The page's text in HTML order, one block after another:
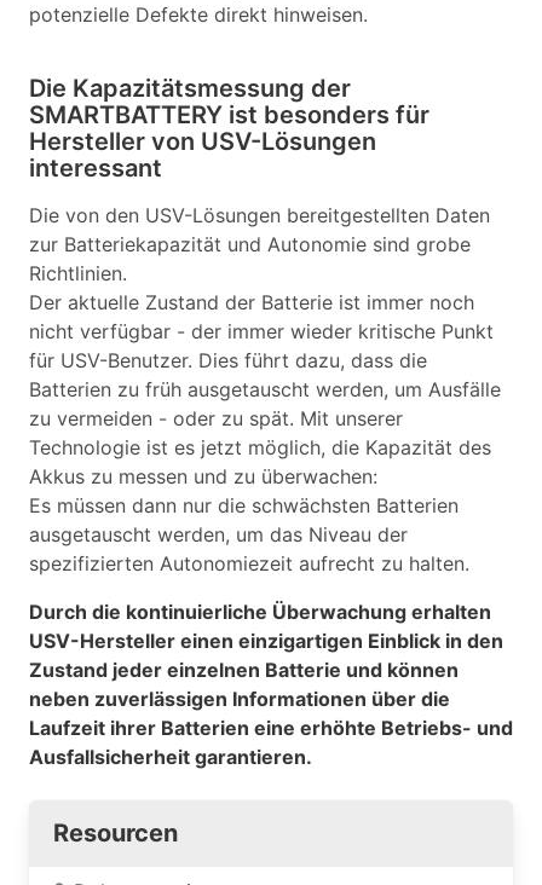
potenzielle Defekte direkt hinweisen.
Die Kapazitätsmessung der
SMARTBATTERY ist besonders für
Hersteller von USV-Lösungen
interessant
Die von den USV-Lösungen bereitgestellten Daten
zur Batteriekapazität und Autonomie sind grobe
Richtlinien.
Der aktuelle Zustand der Batterie ist immer noch
nicht verfügbar - der immer wieder kritische Punkt
für USV-Benutzer. Dies führt dazu, dass die
Batterien zu früh ausgetauscht werden, um Ausfälle
zu vermeiden - oder zu spät. Mit unserer
Technologie ist es jetzt möglich, die Kapazität des
Akkus zu messen und zu überwachen:
Es müssen dann nur die schwächsten Batterien
ausgetauscht werden, um das Niveau der
spezifizierten Autonomiezeit aufrecht zu halten.
Durch die kontinuierliche Überwachung erhalten
USV-Hersteller einen einzigartigen Einblick in den
Zustand jeder einzelnen Batterie und können
neben zuverlässigen Informationen über die
Laufzeit ihrer Batterien eine erhöhte Betriebs- und
Ausfallsicherheit garantieren.
Resourcen